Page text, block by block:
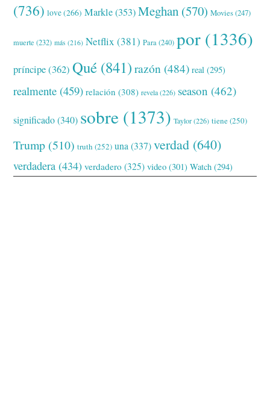
(736) love(266) Markle(353) Meghan (570) Movies(247)
muerte (232) más (216) Netflix (381) Para(240) por (1336)
príncipe(362) Qué (841) razón (484) real (295)
realmente (459) relación (308) revela(226) season (462)
significado(340) sobre (1373) Taylor(226) tiene(250)
Trump (510) truth (252) una(337) verdad (640)
verdadera (434) verdadero (325) video (301) Watch (294)